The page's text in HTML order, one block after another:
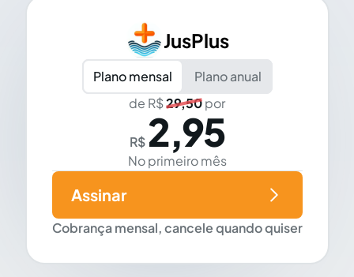
JusPlus
Plano mensal
Plano anual
de R$29,50por
R$ 2,95
No primeiro mês
Cobrança mensal, cancele quando quiser
Assinar